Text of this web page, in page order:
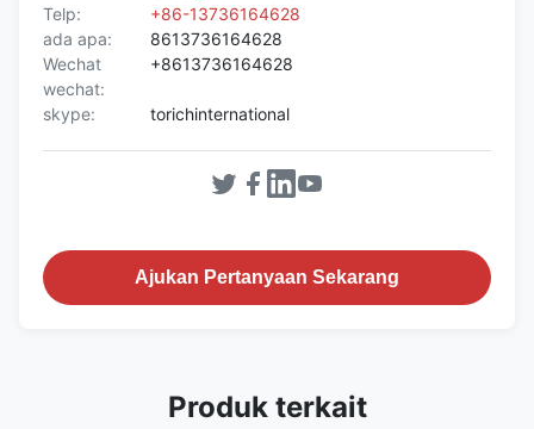
Telp:
+86-13736164628
ada apa:
8613736164628
Wechat
wechat:
+8613736164628
skype: torichinternational
Ajukan Pertanyaan Sekarang
Produk terkait